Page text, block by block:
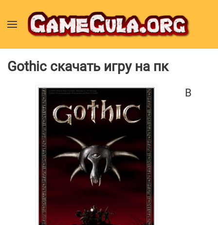
Gothic скачать игру на пк
В